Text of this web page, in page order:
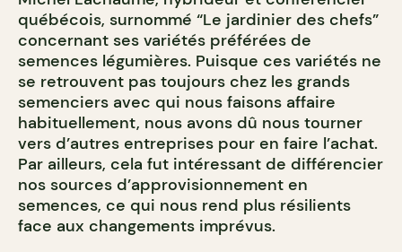
québécois, surnommé “Le jardinier des chefs”
concernant ses variétés préférées de
semences légumières. Puisque ces variétés ne
se retrouvent pas toujours chez les grands
semenciers avec qui nous faisons affaire
habituellement, nous avons dû nous tourner
vers d’autres entreprises pour en faire l’achat.
Par ailleurs, cela fut intéressant de différencier
nos sources d’approvisionnement en
semences, ce qui nous rend plus résilients
face aux changements imprévus.